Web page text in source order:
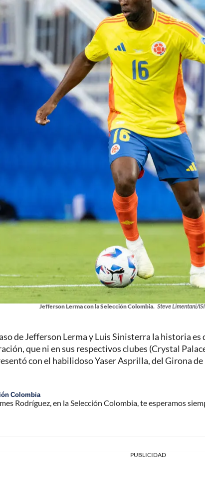
Jefferson Lerma con la Selección Colombia. Steve Limentani/
de Jefferson Lerma y Luis Sinisterra la historia
que ni en sus respectivos clubes (Crystal
con el habilidoso Yaser Asprilla, del Girona de
Colombia
Rodríguez, en la Selección Colombia, te esperamos
PUBLICIDAD